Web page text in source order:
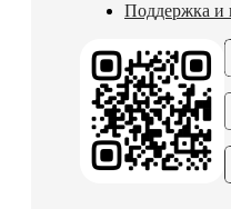
Поддержка и